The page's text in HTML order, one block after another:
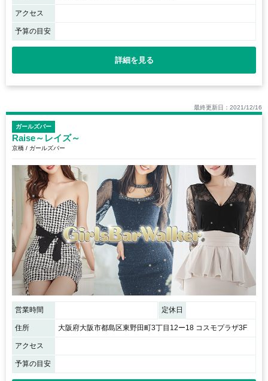
アクセス
予算の目安
詳細を見る
最終更新日：2021/12/16
ガールズバー
Raise～レイズ～
京橋 / ガールズバー
営業時間 定休日
住所 大阪府大阪市都島区東野田町3丁目12ー18 コスモプラザ3F
アクセス
予算の目安